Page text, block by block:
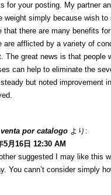
for your posting. My partner
weight simply because wish
that there are many benefits
are afflicted by a variety of
The great news is that people
can help to eliminate the
but noted improvement
venta por catalogo より:
5月16日 12:30 AM
suggested I may like this
You cann’t consider simply